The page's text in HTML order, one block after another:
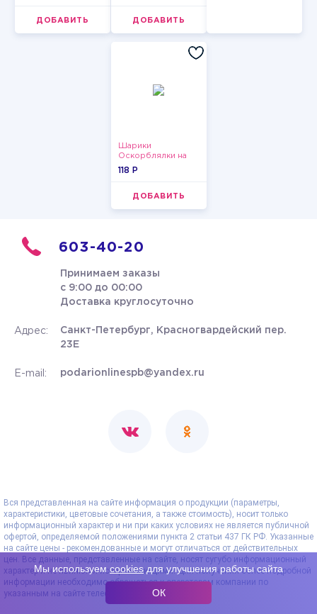
ДОБАВИТЬ ДОБАВИТЬ
Шарики
Оскорблялки на
день рождения для
118 P
ДОБАВИТЬ
603-40-20
Принимаем заказы
с 9:00 до 00:00
Доставка круглосуточно
Адрес:
Санкт-Петербург, Красногвардейский пер.
23Е
E-mail: podarionlinespb@yandex.ru
Вся представленная на сайте информация о продукции (параметры,
характеристики, цветовые сочетания, а также стоимость), носит только
информационный характер и ни при каких условиях не является публичной
офертой, определяемой положениями пункта 2 статьи 437 ГК РФ. Указанные
на сайте цены - рекомендованные и могут отличаться от действительных
цен. Все данные, представленные на сайте, носят сугубо информационный
характер и не являются исчерпывающими. Для получения более подробной
информации необходимо обращаться к операторам компании по
указанным на сайте телефонам.
Мы используемcookiesдля улучшения работы сайта
ОК